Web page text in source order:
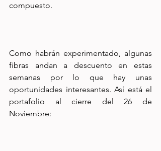
compuesto.
Como habrán experimentado, algunas
fibras andan a descuento en estas
semanas por lo que hay unas
oportunidades interesantes. Así está el
portafolio al cierre del 26 de
Noviembre: